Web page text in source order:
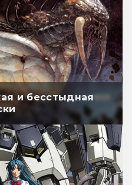
и бесстыдная